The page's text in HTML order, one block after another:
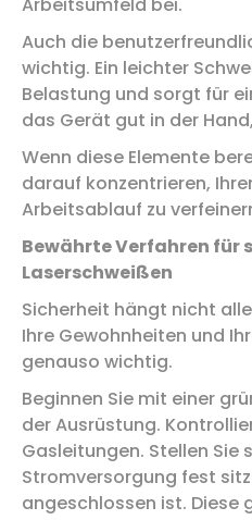
Auch die
wichtig. Ein leichter
Belastung und sorgt für
das Gerät gut in der
Wenn diese Elemente
darauf konzentrieren,
Arbeitsablauf zu
Bewährte Verfahren für
Laserschweißen
Sicherheit hängt nicht
Ihre Gewohnheiten und
genauso wichtig.
Beginnen Sie mit einer
der Ausrüstung.
Gasleitungen. Stellen Sie
Stromversorgung fest
angeschlossen ist. Diese